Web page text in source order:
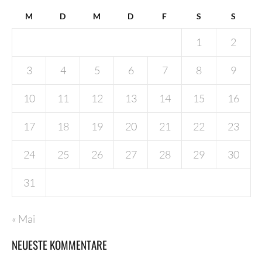
M D M D F S S
1 2
3 4 5 6 7 8 9
10 11 12 13 14 15 16
17 18 19 20 21 22 23
24 25 26 27 28 29 30
31
« Mai
NEUESTE KOMMENTARE